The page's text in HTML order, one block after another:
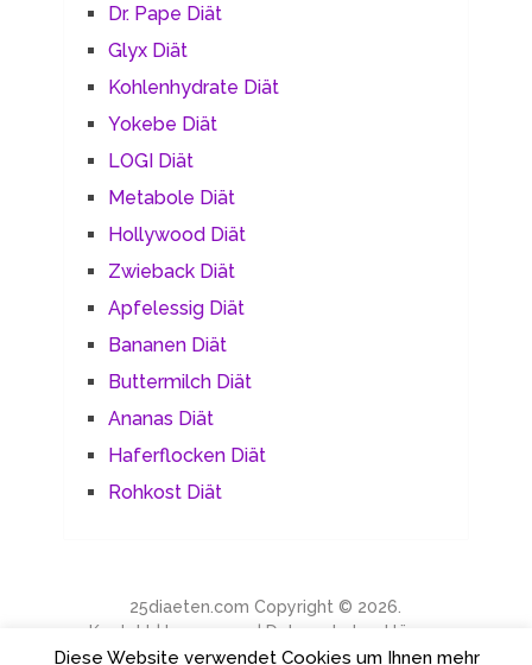
Dr. Pape Diät
Glyx Diät
Kohlenhydrate Diät
Yokebe Diät
LOGI Diät
Metabole Diät
Hollywood Diät
Zwieback Diät
Apfelessig Diät
Bananen Diät
Buttermilch Diät
Ananas Diät
Haferflocken Diät
Rohkost Diät
25diaeten.com Copyright © 2026.
Kontakt | Impressum | Datenschutzerklärung
Diese Website verwendet Cookies um Ihnen mehr